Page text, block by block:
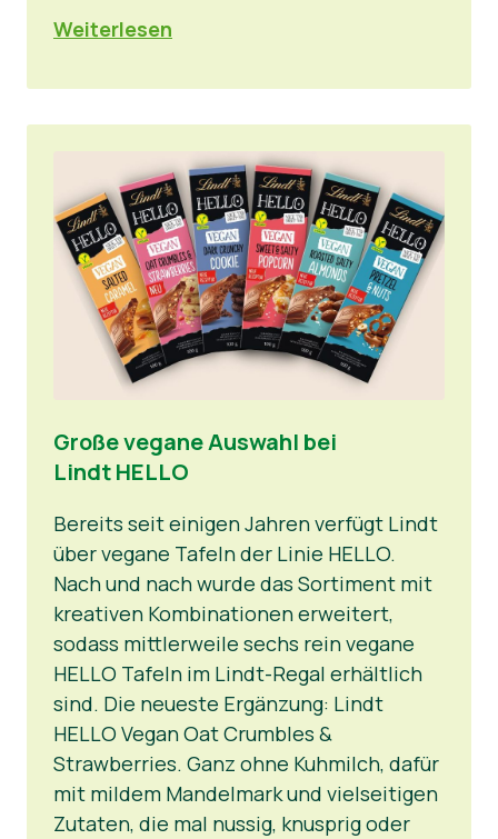
Weiterlesen
Große vegane Auswahl bei
Lindt HELLO
Bereits seit einigen Jahren verfügt Lindt
über vegane Tafeln der Linie HELLO.
Nach und nach wurde das Sortiment mit
kreativen Kombinationen erweitert,
sodass mittlerweile sechs rein vegane
HELLO Tafeln im Lindt-Regal erhältlich
sind. Die neueste Ergänzung: Lindt
HELLO Vegan Oat Crumbles &
Strawberries. Ganz ohne Kuhmilch, dafür
mit mildem Mandelmark und vielseitigen
Zutaten, die mal nussig, knusprig oder